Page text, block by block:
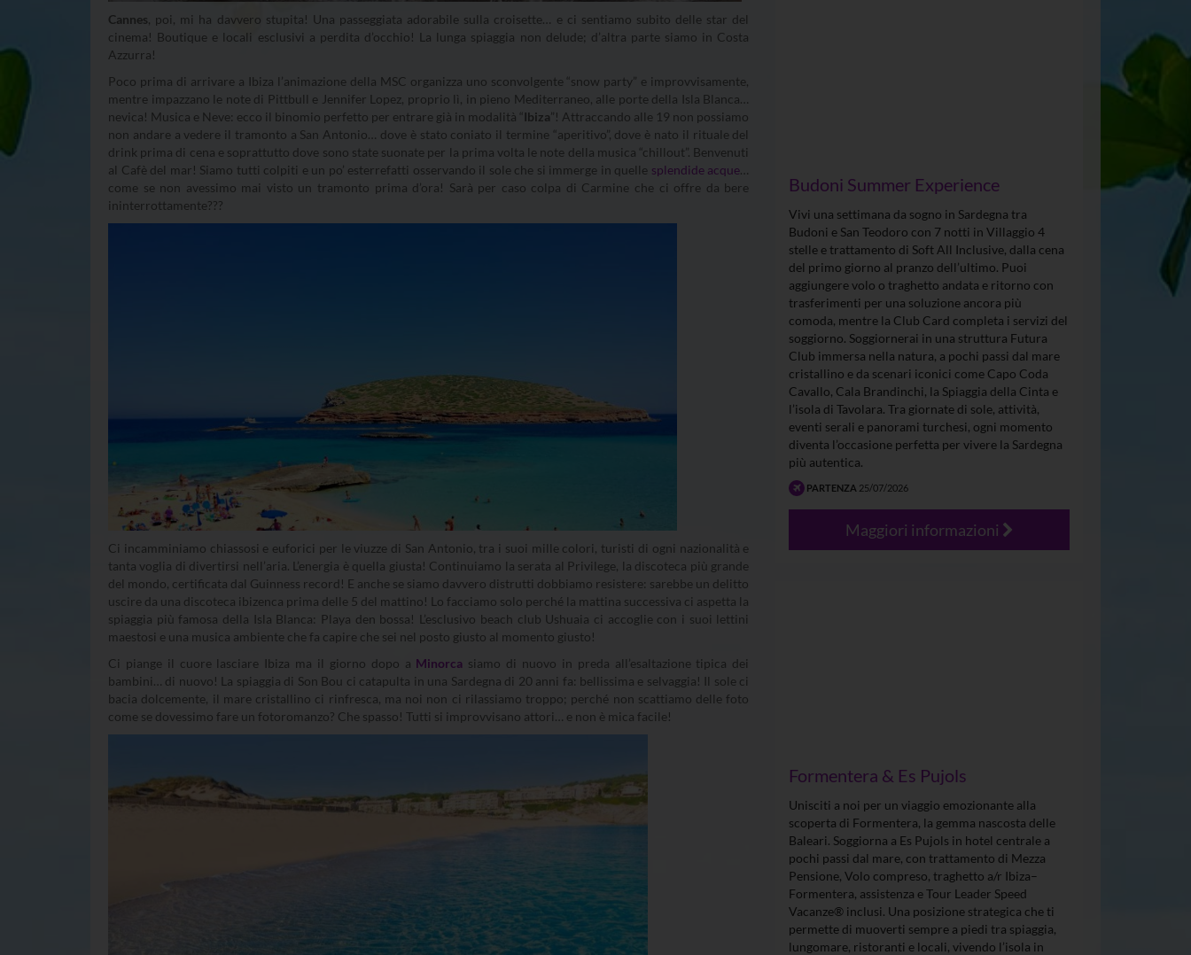
Cannes, poi, mi ha davvero stupita! Una passeggiata adorabile sulla croisette… e ci sentiamo subito delle star del
cinema! Boutique e locali esclusivi a perdita d’occhio! La lunga spiaggia non delude; d’altra parte siamo in Costa
Azzurra!
Poco prima di arrivare a Ibiza l’animazione della MSC organizza uno sconvolgente “snow party” e improvvisamente,
mentre impazzano le note di Pittbull e Jennifer Lopez, proprio lì, in pieno Mediterraneo, alle porte della Isla Blanca…
nevica! Musica e Neve: ecco il binomio perfetto per entrare già in modalità “
Ibiza”! Attraccando alle 19 non possiamo
non andare a vedere il tramonto a San Antonio… dove è stato coniato il termine “aperitivo”, dove è nato il rituale del
drink prima di cena e soprattutto dove sono state suonate per la prima volta le note della musica “chillout”. Benvenuti
al Cafè del mar! Siamo tutti colpiti e un po’ esterrefatti osservando il sole che si immerge in quelle splendide acque…
come se non avessimo mai visto un tramonto prima d’ora! Sarà per caso colpa di Carmine che ci offre da bere
ininterrottamente???
Ci incamminiamo chiassosi e euforici per le viuzze di San Antonio, tra i suoi mille colori, turisti di ogni nazionalità e
tanta voglia di divertirsi nell’aria. L’energia è quella giusta! Continuiamo la serata al Privilege, la discoteca più grande
del mondo, certificata dal Guinness record! E anche se siamo davvero distrutti dobbiamo resistere: sarebbe un delitto
uscire da una discoteca ibizenca prima delle 5 del mattino! Lo facciamo solo perché la mattina successiva ci aspetta la
spiaggia più famosa della Isla Blanca: Playa den bossa! L’esclusivo beach club Ushuaia ci accoglie con i suoi lettini
maestosi e una musica ambiente che fa capire che sei nel posto giusto al momento giusto!
Ci piange il cuore lasciare Ibiza ma il giorno dopo a Minorca siamo di nuovo in preda all’esaltazione tipica dei
bambini… di nuovo! La spiaggia di Son Bou ci catapulta in una Sardegna di 20 anni fa: bellissima e selvaggia! Il sole ci
bacia dolcemente, il mare cristallino ci rinfresca, ma noi non ci rilassiamo troppo; perché non scattiamo delle foto
come se dovessimo fare un fotoromanzo? Che spasso! Tutti si improvvisano attori… e non è mica facile!
Budoni Summer Experience
Vivi una settimana da sogno in Sardegna tra
Budoni e San Teodoro con 7 notti in Villaggio 4
stelle e trattamento di Soft All Inclusive, dalla cena
del primo giorno al pranzo dell’ultimo. Puoi
aggiungere volo o traghetto andata e ritorno con
trasferimenti per una soluzione ancora più
comoda, mentre la Club Card completa i servizi del
soggiorno. Soggiornerai in una struttura Futura
Club immersa nella natura, a pochi passi dal mare
cristallino e da scenari iconici come Capo Coda
Cavallo, Cala Brandinchi, la Spiaggia della Cinta e
l’isola di Tavolara. Tra giornate di sole, attività,
eventi serali e panorami turchesi, ogni momento
diventa l’occasione perfetta per vivere la Sardegna
più autentica.
PARTENZA 25/07/2026
Maggiori informazioni
Formentera & Es Pujols
Unisciti a noi per un viaggio emozionante alla
scoperta di Formentera, la gemma nascosta delle
Baleari. Soggiorna a Es Pujols in hotel centrale a
pochi passi dal mare, con trattamento di Mezza
Pensione, Volo compreso, traghetto a/r Ibiza–
Formentera, assistenza e Tour Leader Speed
Vacanze® inclusi. Una posizione strategica che ti
permette di muoverti sempre a piedi tra spiaggia,
lungomare, ristoranti e locali, vivendo l’isola in